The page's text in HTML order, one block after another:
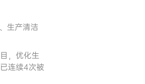
生产清洁
，优化生
连续4次被